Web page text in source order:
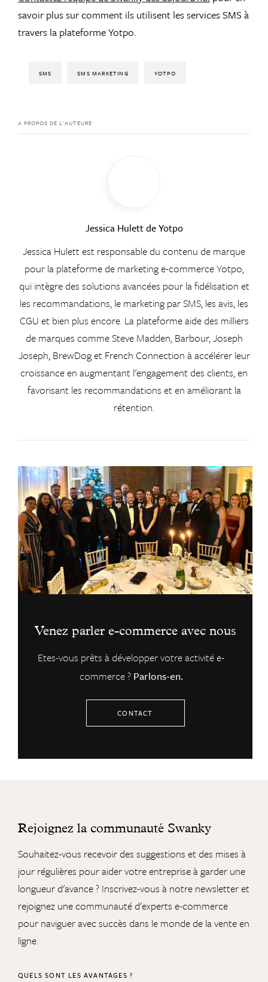
savoir plus sur comment ils utilisent les services SMS à
travers la plateforme Yotpo.
SMS SMS MARKETING YOTPO
A PROPOS DE L'AUTEURE
Jessica Hulett de Yotpo
Jessica Hulett est responsable du contenu de marque
pour la plateforme de marketing e-commerce Yotpo,
qui intègre des solutions avancées pour la fidélisation et
les recommandations, le marketing par SMS, les avis, les
CGU et bien plus encore. La plateforme aide des milliers
de marques comme Steve Madden, Barbour, Joseph
Joseph, BrewDog et French Connection à accélérer leur
croissance en augmentant l'engagement des clients, en
favorisant les recommandations et en améliorant la
rétention.
Venez parler e-commerce avec nous
Etes-vous prêts à développer votre activité e-
commerce ? Parlons-en.
CONTACT
Rejoignez la communauté Swanky
Souhaitez-vous recevoir des suggestions et des mises à
jour régulières pour aider votre entreprise à garder une
longueur d'avance ? Inscrivez-vous à notre newsletter et
rejoignez une communauté d'experts e-commerce
pour naviguer avec succès dans le monde de la vente en
ligne.
QUELS SONT LES AVANTAGES ?